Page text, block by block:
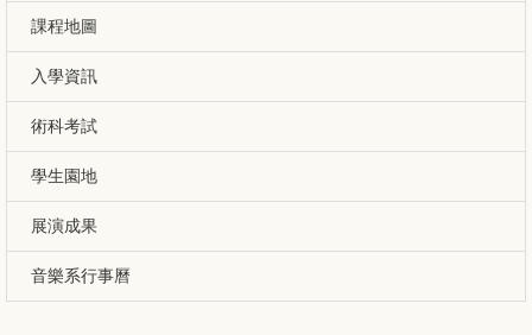
課程地圖
入學資訊
術科考試
學生園地
展演成果
音樂系行事曆